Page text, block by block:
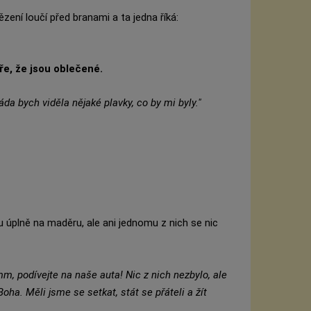
loučí před branami a ta jedna říká:
že jsou oblečené.
bych viděla nějaké plavky, co by mi byly."
na maděru, ale ani jednomu z nich se nic
podívejte na naše auta! Nic z nich nezbylo, ale
Měli jsme se setkat, stát se přáteli a žít